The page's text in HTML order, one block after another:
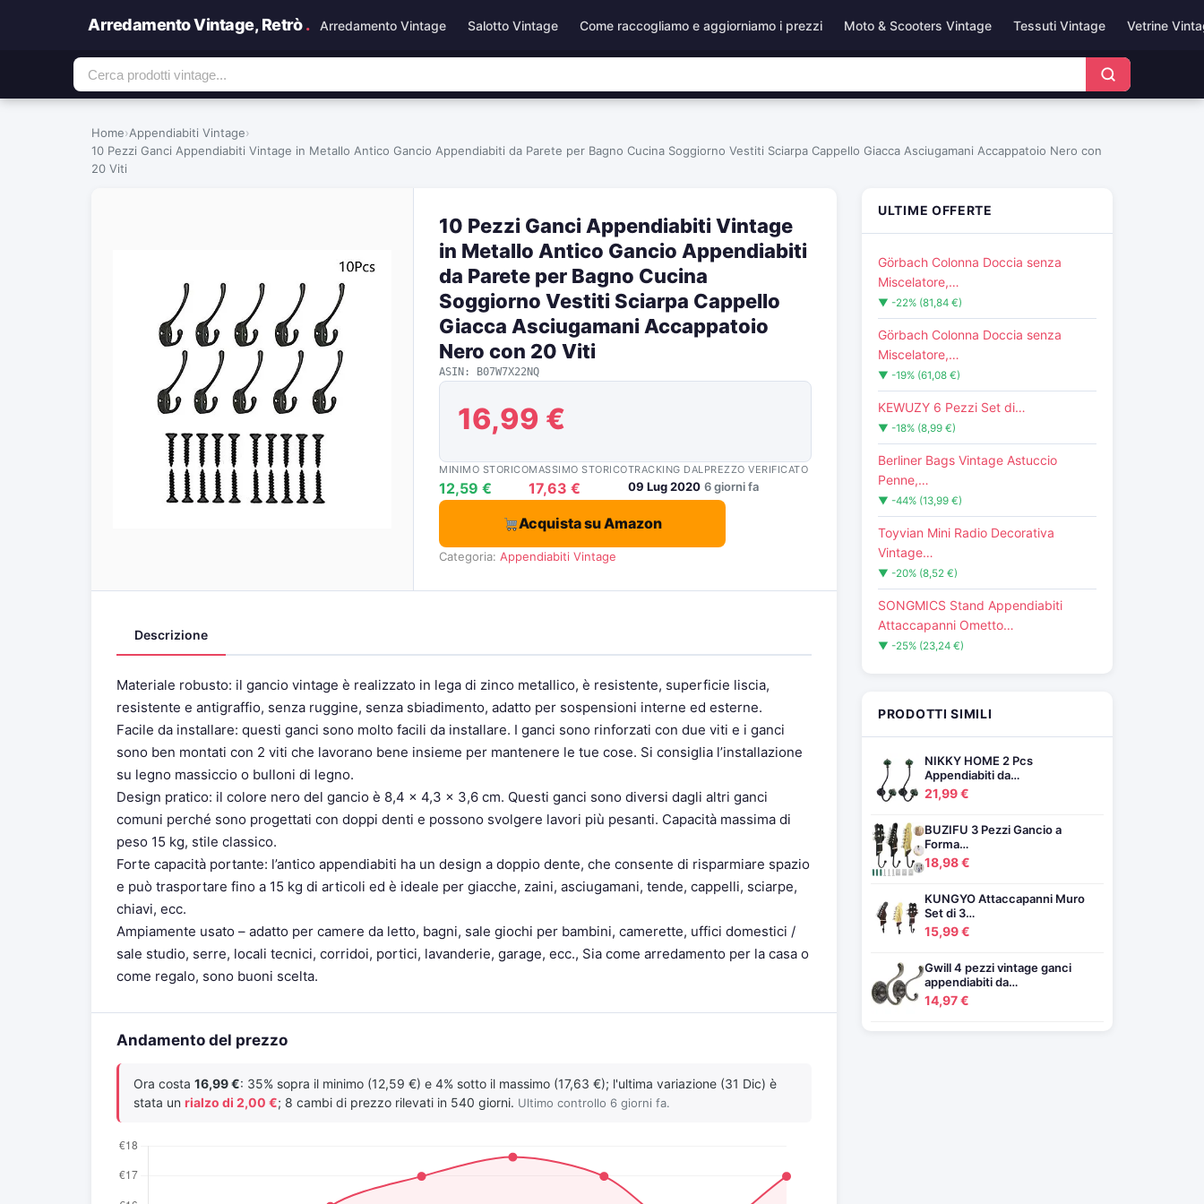
Arredamento Vintage, Retrò. Arredamento Vintage Salotto Vintage Come raccogliamo e aggiorniamo i prezzi Moto & Scooters Vintage Tessuti Vintage Vetrine
Home›Appendiabiti Vintage›
10 Pezzi Ganci Appendiabiti Vintage in Metallo Antico Gancio Appendiabiti da Parete per Bagno Cucina Soggiorno Vestiti Sciarpa Cappello Giacca Asciugamani Accappatoio Nero con
20 Viti
10 Pezzi Ganci Appendiabiti Vintage
in Metallo Antico Gancio Appendiabiti
da Parete per Bagno Cucina
Soggiorno Vestiti Sciarpa Cappello
Giacca Asciugamani Accappatoio
Nero con 20 Viti
ASIN: B07W7X22NQ
16,99 €
MINIMO STORICO
12,59 €
MASSIMO STORICO
17,63 €
TRACKING DAL
09 Lug 2020
PREZZO VERIFICATO
6 giorni fa
Acquista su Amazon
Categoria: Appendiabiti Vintage
Descrizione
Materiale robusto: il gancio vintage è realizzato in lega di zinco metallico, è resistente, superficie liscia,
resistente e antigraffio, senza ruggine, senza sbiadimento, adatto per sospensioni interne ed esterne.
Facile da installare: questi ganci sono molto facili da installare. I ganci sono rinforzati con due viti e i ganci
sono ben montati con 2 viti che lavorano bene insieme per mantenere le tue cose. Si consiglia l’installazione
su legno massiccio o bulloni di legno.
Design pratico: il colore nero del gancio è 8,4 x 4,3 x 3,6 cm. Questi ganci sono diversi dagli altri ganci
comuni perché sono progettati con doppi denti e possono svolgere lavori più pesanti. Capacità massima di
peso 15 kg, stile classico.
Forte capacità portante: l’antico appendiabiti ha un design a doppio dente, che consente di risparmiare spazio
e può trasportare fino a 15 kg di articoli ed è ideale per giacche, zaini, asciugamani, tende, cappelli, sciarpe,
chiavi, ecc.
Ampiamente usato – adatto per camere da letto, bagni, sale giochi per bambini, camerette, uffici domestici /
sale studio, serre, locali tecnici, corridoi, portici, lavanderie, garage, ecc., Sia come arredamento per la casa o
come regalo, sono buoni scelta.
Andamento del prezzo
Ora costa 16,99 €: 35% sopra il minimo (12,59 €) e 4% sotto il massimo (17,63 €); l'ultima variazione (31 Dic) è
stata un rialzo di 2,00 €; 8 cambi di prezzo rilevati in 540 giorni. Ultimo controllo 6 giorni fa.
ULTIME OFFERTE
Görbach Colonna Doccia senza
Miscelatore,…
▼ -22% (81,84 €)
Görbach Colonna Doccia senza
Miscelatore,…
▼ -19% (61,08 €)
KEWUZY 6 Pezzi Set di…
▼ -18% (8,99 €)
Berliner Bags Vintage Astuccio
Penne,…
▼ -44% (13,99 €)
Toyvian Mini Radio Decorativa
Vintage…
▼ -20% (8,52 €)
SONGMICS Stand Appendiabiti
Attaccapanni Ometto…
▼ -25% (23,24 €)
PRODOTTI SIMILI
NIKKY HOME 2 Pcs
Appendiabiti da…
21,99 €
BUZIFU 3 Pezzi Gancio a
Forma…
18,98 €
KUNGYO Attaccapanni Muro
Set di 3…
15,99 €
Gwill 4 pezzi vintage ganci
appendiabiti da…
14,97 €